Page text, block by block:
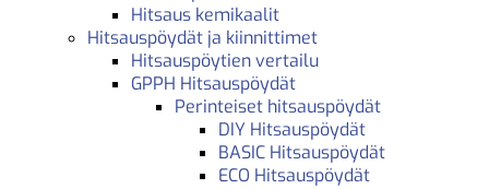
Hitsaus kemikaalit
Hitsauspöydät ja kiinnittimet
Hitsauspöytien vertailu
GPPH Hitsauspöydät
Perinteiset hitsauspöydät
DIY Hitsauspöydät
BASIC Hitsauspöydät
ECO Hitsauspöydät